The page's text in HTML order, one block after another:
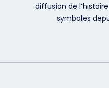
diffusion de
symboles